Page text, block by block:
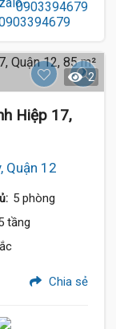
0903394679
2
Hiệp 17,
Quận 12
5 phòng
tầng
Chia sẻ